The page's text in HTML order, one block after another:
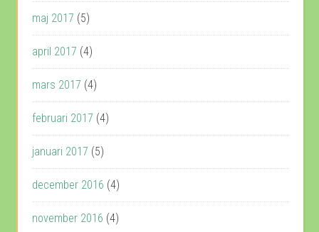
maj 2017 (5)
april 2017 (4)
mars 2017 (4)
februari 2017 (4)
januari 2017 (5)
december 2016 (4)
november 2016 (4)